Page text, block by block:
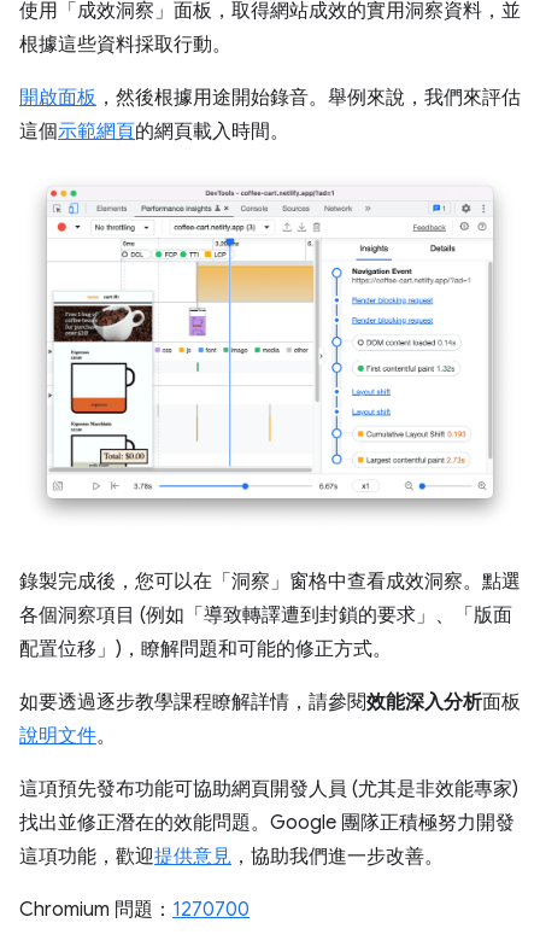
使用「成效洞察」 面板，取得網站成效的實用洞察資料，並
根據這些資料採取行動。
開啟面板 ，然後根據用途開始錄音。舉例來說，我們來評估
這個示範網頁的網頁載入時間。
錄製完成後，您可以在「洞察」 窗格中查看成效洞察。點選
各個洞察項目 (例如「導致轉譯遭到封鎖的要求」、「版面
配置位移」)，瞭解問題和可能的修正方式。
如要透過逐步教學課程瞭解詳情，請參閱效能深入分析面板
說明文件。
這項預先發布功能可協助網頁開發人員 (尤其是非效能專家)
找出並修正潛在的效能問題。Google 團隊正積極努力開發
這項功能，歡迎提供意見 ，協助我們進一步改善。
Chromium 問題： 1270700